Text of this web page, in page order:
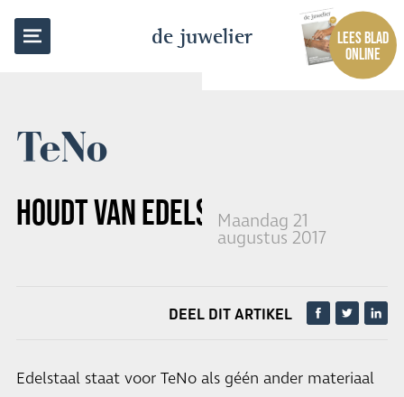
de juwelier
LEES BLAD
ONLINE
TeNo
HOUDT VAN EDELSTAALMaandag 21
augustus 2017
TERUG NAAR OVERZICHT
DEEL DIT ARTIKEL
Edelstaal staat voor TeNo als géén ander materiaal